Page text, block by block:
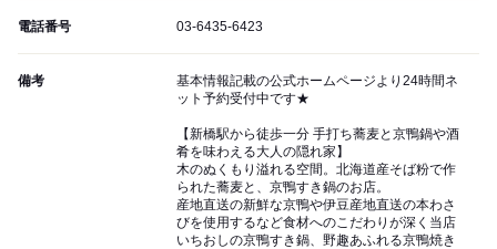
電話番号 03-6435-6423
備考
基本情報記載の公式ホームページより24時間ネ
ット予約受付中です★
【新橋駅から徒歩一分 手打ち蕎麦と京鴨鍋や酒
肴を味わえる大人の隠れ家】
木のぬくもり溢れる空間。北海道産そば粉で作
られた蕎麦と、京鴨すき鍋のお店。
産地直送の新鮮な京鴨や伊豆産地直送の本わさ
びを使用するなど食材へのこだわりが深く当店
いちおしの京鴨すき鍋、野趣あふれる京鴨焼き